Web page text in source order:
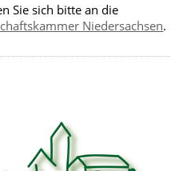
Sie sich bitte an die
Niedersachsen.